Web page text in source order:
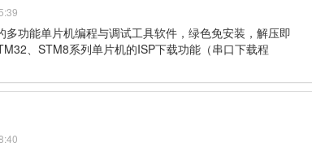
功能单片机编程与调试工具软件，绿色免安装，解压即
、STM8系列单片机的ISP下载功能（串口下载程